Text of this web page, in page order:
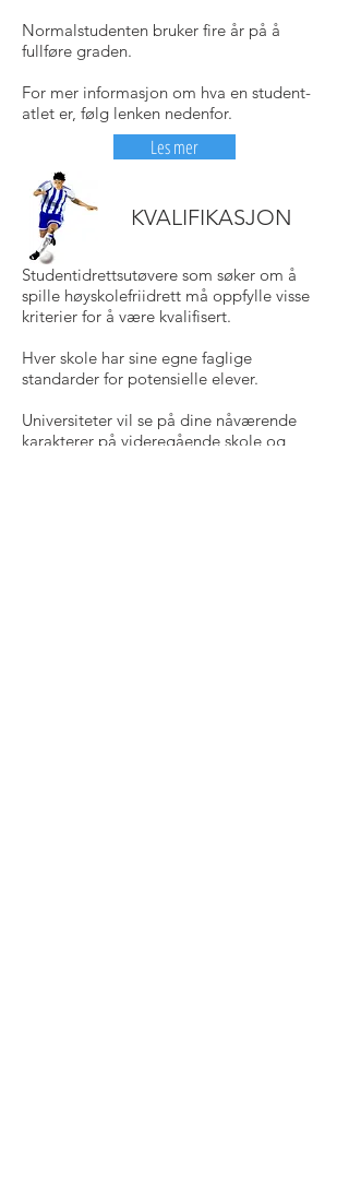
Normalstudenten bruker fire år på å
fullføre graden.
For mer informasjon om hva en student-
atlet er, følg lenken nedenfor.
Les mer
KVALIFIKASJON
Studentidrettsutøvere som søker om å
spille høyskolefriidrett må oppfylle visse
kriterier for å være kvalifisert.
Hver skole har sine egne faglige
standarder for potensielle elever.
Universiteter vil se på dine nåværende
karakterer på videregående skole og